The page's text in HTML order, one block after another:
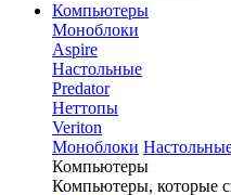
Компьютеры
Моноблоки
Aspire
Настольные
Predator
Неттопы
Veriton
Моноблоки
Компьютеры
Компьютеры, которые